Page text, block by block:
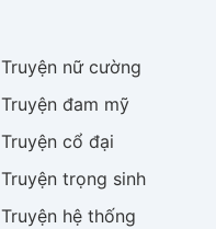
Truyện nữ cường
Truyện đam mỹ
Truyện cổ đại
Truyện trọng sinh
Truyện hệ thống